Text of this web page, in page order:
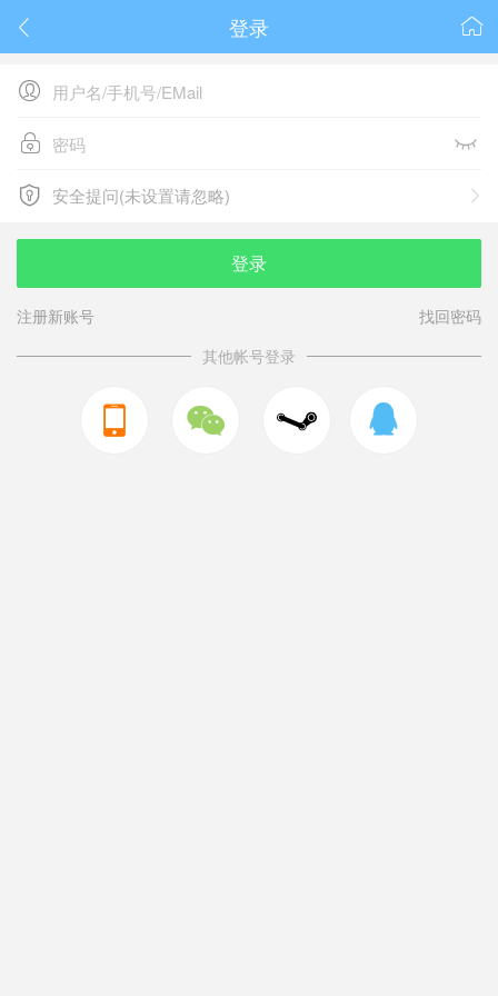
 
登录

 
 
安全提问(未设置请忽略)
安全提问(未设置请忽略)
登录
注册新账号
找回密码
其他帐号登录
  